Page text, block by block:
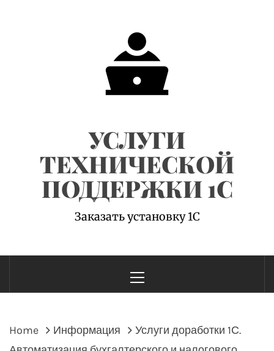
УСЛУГИ
ТЕХНИЧЕСКОЙ
ПОДДЕРЖКИ 1С
Заказать установку 1С
Menu
Home Информация
Услуги доработки 1С.